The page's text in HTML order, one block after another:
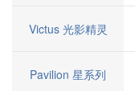
Victus 光影精灵
Pavilion 星系列